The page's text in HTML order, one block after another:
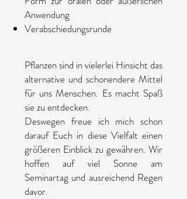
Anwendung
Verabschiedungsrunde
Pflanzen sind in vielerlei Hinsicht das
alternative und schonendere Mittel
für uns Menschen. Es macht Spaß
sie zu entdecken.
Deswegen freue ich mich schon
darauf Euch in diese Vielfalt einen
größeren Einblick zu gewähren. Wir
hoffen auf viel Sonne am
Seminartag und ausreichend Regen
davor.